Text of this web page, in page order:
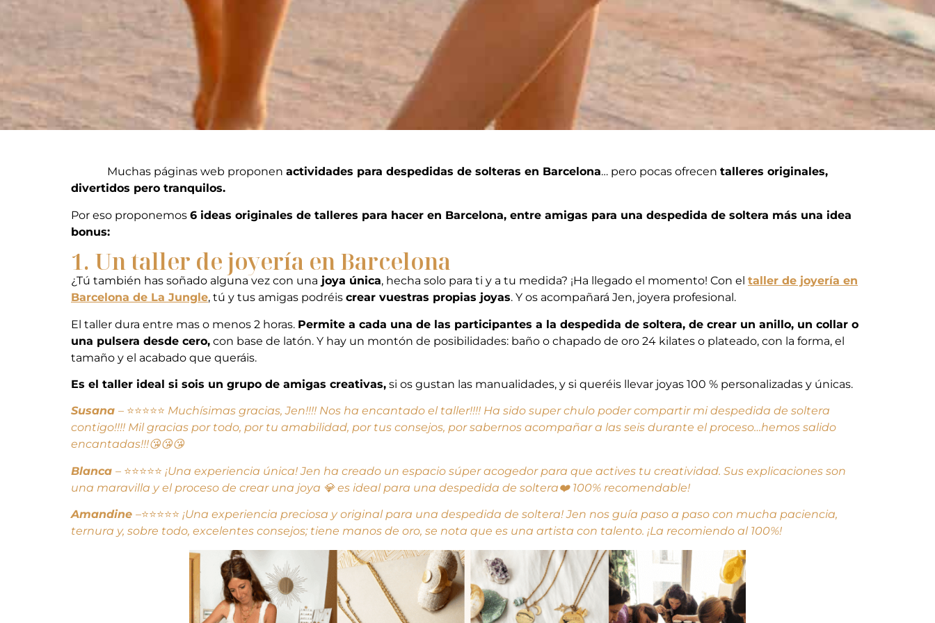
Muchas páginas web proponen actividades para despedidas de solteras en Barcelona… pero pocas ofrecen talleres originales,
divertidos pero tranquilos.
Por eso proponemos 6 ideas originales de talleres para hacer en Barcelona, entre amigas para una despedida de soltera más una idea
bonus:
1. Un taller de joyería en Barcelona
¿Tú también has soñado alguna vez con una joya única, hecha solo para ti y a tu medida? ¡Ha llegado el momento! Con el taller de joyería en
Barcelona de La Jungle, tú y tus amigas podréis crear vuestras propias joyas. Y os acompañará Jen, joyera profesional.
El taller dura entre mas o menos 2 horas. Permite a cada una de las participantes a la despedida de soltera, de crear un anillo, un collar o
una pulsera desde cero, con base de latón. Y hay un montón de posibilidades: baño o chapado de oro 24 kilates o plateado, con la forma, el
tamaño y el acabado que queráis.
Es el taller ideal si sois un grupo de amigas creativas, si os gustan las manualidades, y si queréis llevar joyas 100 % personalizadas y únicas.
Susana – ⭐⭐⭐⭐⭐ Muchísimas gracias, Jen!!!! Nos ha encantado el taller!!!! Ha sido super chulo poder compartir mi despedida de soltera
contigo!!!! Mil gracias por todo, por tu amabilidad, por tus consejos, por sabernos acompañar a las seis durante el proceso…hemos salido
encantadas!!!😘😘😘
Blanca – ⭐⭐⭐⭐⭐ ¡Una experiencia única! Jen ha creado un espacio súper acogedor para que actives tu creatividad. Sus explicaciones son
una maravilla y el proceso de crear una joya 💎 es ideal para una despedida de soltera❤️ 100% recomendable!
Amandine –⭐⭐⭐⭐⭐ ¡Una experiencia preciosa y original para una despedida de soltera! Jen nos guía paso a paso con mucha paciencia,
ternura y, sobre todo, excelentes consejos; tiene manos de oro, se nota que es una artista con talento. ¡La recomiendo al 100%!